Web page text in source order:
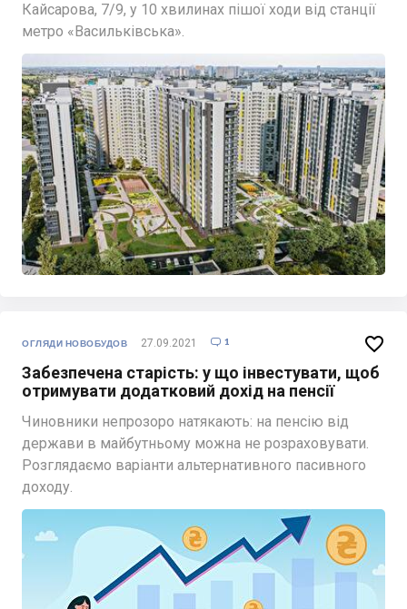
Кайсарова, 7/9, у 10 хвилинах пішої ходи від станції
метро «Васильківська».
ОГЛЯДИ НОВОБУДОВ 27.09.2021  1
Забезпечена старість: у що інвестувати, щоб
отримувати додатковий дохід на пенсії
Чиновники непрозоро натякають: на пенсію від
держави в майбутньому можна не розраховувати.
Розглядаємо варіанти альтернативного пасивного
доходу.
